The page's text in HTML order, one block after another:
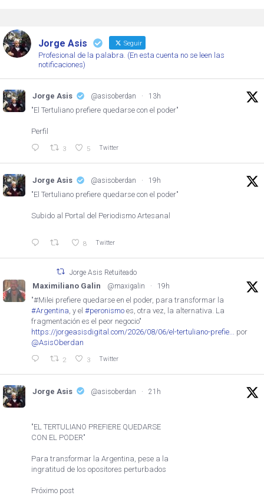
Jorge Asis Seguir
Profesional de la palabra. (En esta cuenta no se leen las
notificaciones)
Jorge Asis @asisoberdan · 13h
"El Tertuliano prefiere quedarse con el poder"
Perfil
3 5 Twitter
Jorge Asis @asisoberdan · 19h
"El Tertuliano prefiere quedarse con el poder"
Subido al Portal del Periodismo Artesanal
8 Twitter
Jorge Asis Retuiteado
Maximiliano Galin @maxigalin · 19h
"#Milei prefiere quedarse en el poder, para transformar la
#Argentina , y el #peronismo es, otra vez, la alternativa. La
fragmentación es el peor negocio"
https://jorgeasisdigital.com/2026/08/06/el-tertuliano-prefie...
por
@AsisOberdan
2 3 Twitter
Jorge Asis @asisoberdan · 21h
"EL TERTULIANO PREFIERE QUEDARSE
CON EL PODER"
Para transformar la Argentina, pese a la
ingratitud de los opositores perturbados
Próximo post